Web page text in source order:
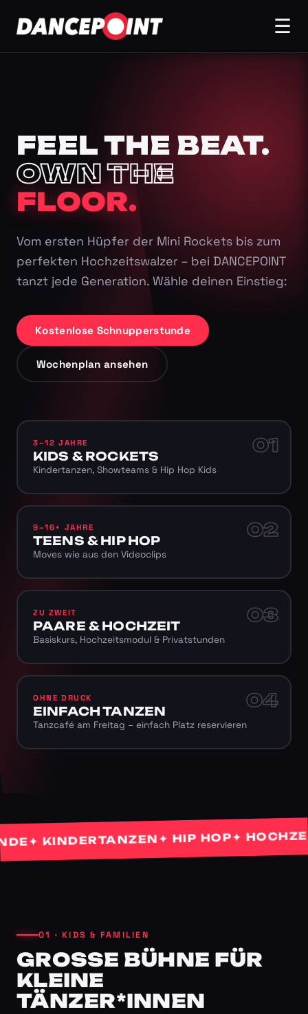
☰
FEEL THE BEAT.
OWN THE
FLOOR.
Vom ersten Hüpfer der Mini Rockets bis zum
perfekten Hochzeitswalzer – bei DANCEPOINT
tanzt jede Generation. Wähle deinen Einstieg:
Kostenlose Schnupperstunde
Wochenplan ansehen
01
3–12 JAHRE
KIDS & ROCKETS
Kindertanzen, Showteams & Hip Hop Kids
02
9–16+ JAHRE
TEENS & HIP HOP
Moves wie aus den Videoclips
03
ZU ZWEIT
PAARE & HOCHZEIT
Basiskurs, Hochzeitsmodul & Privatstunden
04
OHNE DRUCK
EINFACH TANZEN
Tanzcafé am Freitag – einfach Platz reservieren
KINDERTANZEN✦ HIP HOP✦
01 · KIDS & FAMILIEN
GROSSE BÜHNE FÜR K
LEINE T
ÄNZER*INNEN